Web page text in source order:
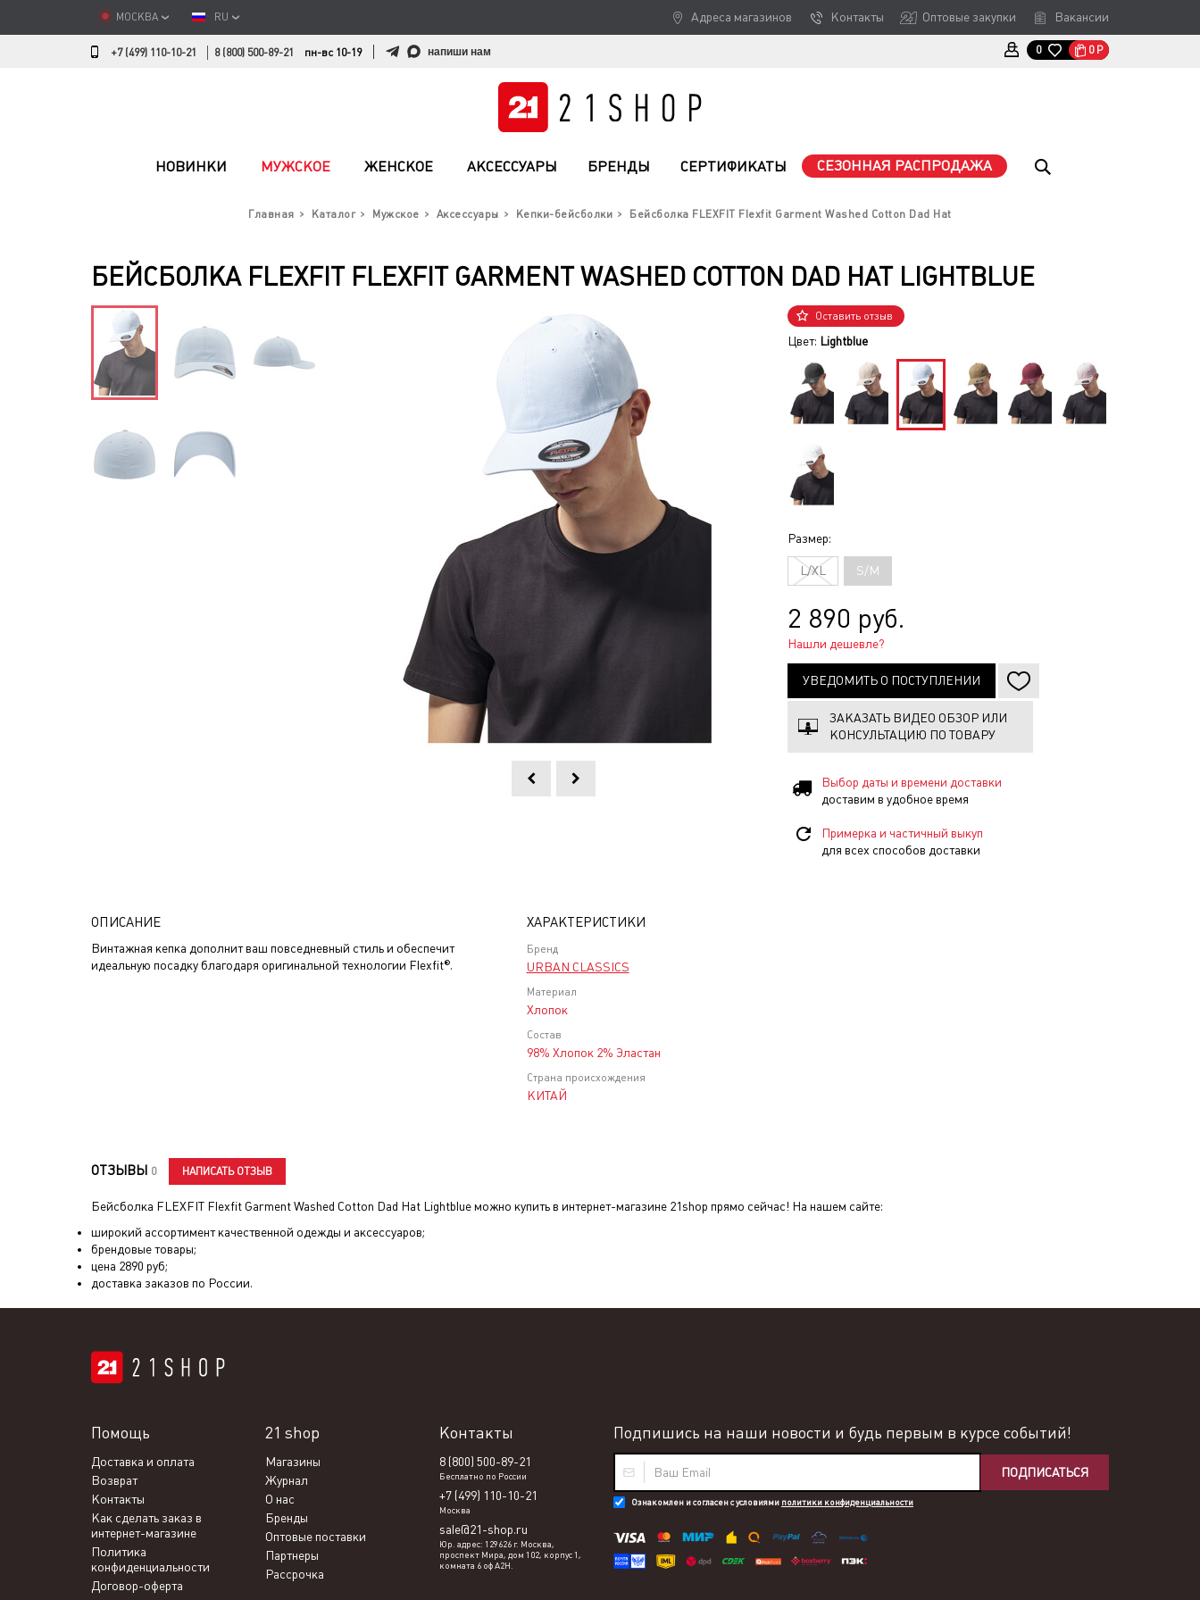
МОСКВА RU Адреса магазинов Контакты Оптовые закупки Вакансии
+7 (499) 110-10-21 8 (800) 500-89-21 пн-вс 10-19 напиши нам 0 0 Р
НОВИНКИ МУЖСКОЕ ЖЕНСКОЕ АКСЕССУАРЫ БРЕНДЫ СЕРТИФИКАТЫ СЕЗОННАЯ РАСПРОДАЖА
Главная Каталог Мужское Аксессуары Кепки-бейсболки Бейсболка FLEXFIT Flexfit Garment Washed Cotton Dad Hat
БЕЙСБОЛКА FLEXFIT FLEXFIT GARMENT WASHED COTTON DAD HAT LIGHTBLUE
Оставить отзыв
Цвет: Lightblue
Размер:
L/XL S/M
2 890 руб.
Нашли дешевле?
УВЕДОМИТЬ О ПОСТУПЛЕНИИ
ЗАКАЗАТЬ ВИДЕО ОБЗОР ИЛИ
КОНСУЛЬТАЦИЮ ПО ТОВАРУ
Выбор даты и времени доставки
доставим в удобное время
Примерка и частичный выкуп
для всех способов доставки
ОПИСАНИЕ
Винтажная кепка дополнит ваш повседневный стиль и обеспечит
идеальную посадку благодаря оригинальной технологии Flexfit®.
ХАРАКТЕРИСТИКИ
Бренд
URBAN CLASSICS
Материал
Хлопок
Состав
98% Хлопок 2% Эластан
Страна происхождения
КИТАЙ
ОТЗЫВЫ 0 НАПИСАТЬ ОТЗЫВ
Бейсболка FLEXFIT Flexfit Garment Washed Cotton Dad Hat Lightblueможно купить в интернет-магазине 21shop прямо сейчас! На нашем сайте:
широкий ассортимент качественной одежды и аксессуаров;
брендовые товары;
цена 2890 руб;
доставка заказов по России.
Подпишись на наши новости и будь первым в курсе событий!
ПОДПИСАТЬСЯ
Ознакомлен и согласен с условиями политики конфиденциальности
21 shop
Магазины
Журнал
О нас
Бренды
Оптовые поставки
Партнеры
Рассрочка
Помощь
Доставка и оплата
Возврат
Контакты
Как сделать заказ в
интернет-магазине
Политика
конфиденциальности
Договор-оферта
Контакты
8 (800) 500-89-21
Бесплатно по России
+7 (499) 110-10-21
Москва
sale@21-shop.ru
Юр. адрес: 129626 г. Москва,
проспект Мира, дом 102, корпус 1,
комната 6 оф А2Н.